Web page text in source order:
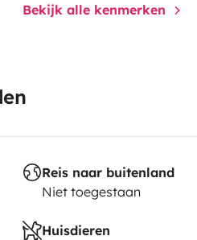
Bekijk alle kenmerken
Reis naar buitenland
Niet toegestaan
Huisdieren